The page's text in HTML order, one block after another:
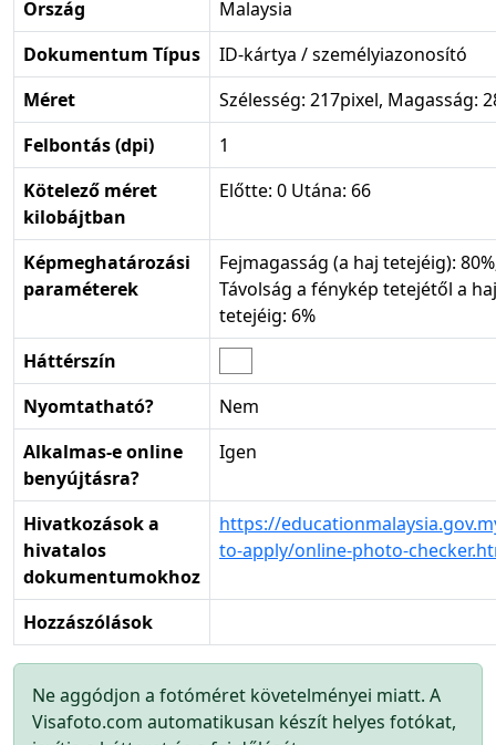
Ország
Malaysia
Dokumentum Típus
ID-kártya / személyiazonosító
Méret
Szélesség: 217pixel, Magasság:
Felbontás (dpi)
1
Kötelező méret
kilobájtban
Előtte: 0 Utána: 66
Képmeghatározási
paraméterek
Fejmagasság (a haj tetejéig):
Távolság a fénykép tetejétől a haj
tetejéig: 6%
Háttérszín
Nyomtatható?
Nem
Alkalmas-e online
benyújtásra?
Igen
Hivatkozások a
hivatalos
dokumentumokhoz
https://
to-apply/online-photo-
Hozzászólások
Ne aggódjon a fotóméret követelményei miatt. A
Visafoto.com automatikusan készít helyes fotókat,